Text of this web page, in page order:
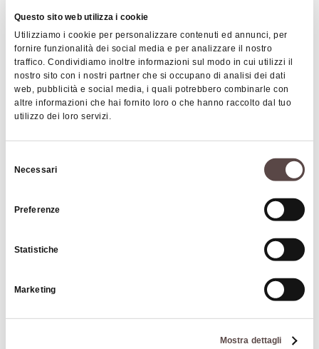
Questo sito web utilizza i cookie
Utilizziamo i cookie per personalizzare contenuti ed annunci, per
fornire funzionalità dei social media e per analizzare il nostro
traffico. Condividiamo inoltre informazioni sul modo in cui utilizzi il
nostro sito con i nostri partner che si occupano di analisi dei dati
web, pubblicità e social media, i quali potrebbero combinarle con
altre informazioni che hai fornito loro o che hanno raccolto dal tuo
utilizzo dei loro servizi.
delNecessari
Preferenze
Statistiche
Marketing
Mostra dettagli
SPArisio country house
MARZABOTTO
Casolara